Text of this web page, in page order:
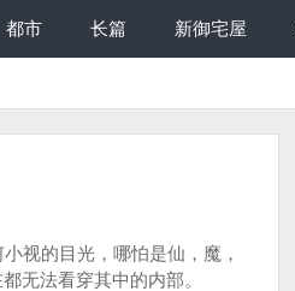
都市 长篇 新御宅屋
视的目光，哪怕是仙，魔，
无法看穿其中的内部。